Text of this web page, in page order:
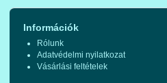
Információk
Rólunk
Adatvédelmi nyilatkozat
Vásárlási feltételek